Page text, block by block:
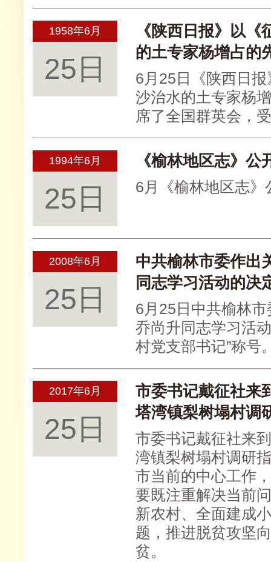
1958年6月
25日
《陕西日报》以
的土专家杨增占的
6月25日《陕西日
沙治水的土专家杨
席了全国群英会，
1994年6月
25日
《榆林地区志》公
6月《榆林地区志》
2008年6月
25日
中共榆林市委作出
同志学习活动的决
6月25日中共榆林
乔尚升同志学习活
村党支部书记”称号
2017年6月
25日
市委书记戴征社
塔湾镇梨树塌村调
市委书记戴征社来
湾镇梨树塌村调研
市当前的中心工作
要既注重解决当前
新农村、全面建成
题，推进脱贫攻坚
贫。